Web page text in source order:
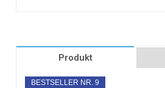
Produkt
BESTSELLER NR. 9